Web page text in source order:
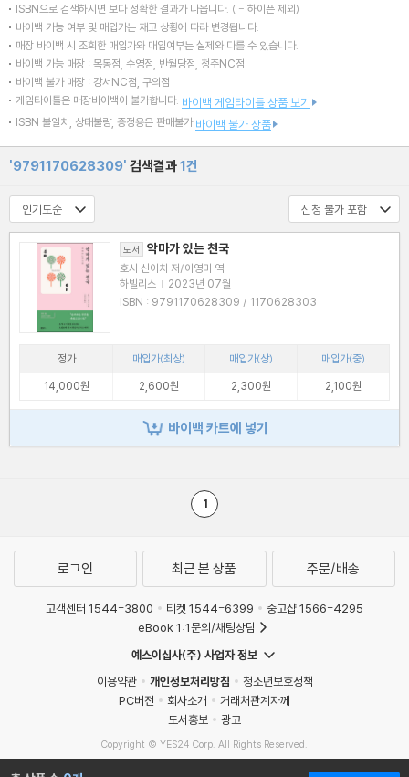
ISBN으로 검색하시면 보다 정확한 결과가 나옵니다. ( - 하이픈 제외)
바이백 가능 여부 및 매입가는 재고 상황에 따라 변경됩니다.
매장 바이백 시 조회한 매입가와 매입여부는 실제와 다를 수 있습니다.
바이백 가능 매장 : 목동점, 수영점, 반월당점, 청주NC점
바이백 불가 매장 : 강서NC점, 구의점
게임타이틀은 매장바이백이 불가합니다. 바이백 게임타이틀 상품 보기
ISBN 불일치, 상태불량, 증정용은 판매불가 바이백 불가 상품
'9791170628309' 검색결과1건
도서 악마가 있는 천국
호시 신이치 저/이영미 역
하빌리스 | 2023년 07월
ISBN : 9791170628309 / 1170628303
정가 매입가(최상) 매입가(상)
매입가(중)
14,000원
2,600원 2,300원 2,100원
바이백 카트에 넣기
1
로그인 최근 본 상품 주문/배송
고객센터 1544-3800 티켓 1544-6399
중고샵 1566-4295
eBook 1:1문의/채팅상담
예스이십사(주) 사업자 정보
이용약관
개인정보처리방침
청소년보호정책
PC버전
회사소개
거래처관계자께
도서홍보
광고
Copyright © YES24 Corp. All Rights Reserved.
MATOM3